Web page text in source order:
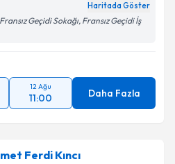
Talebini GönderHaritada Göster
Geçidi Sokağı, Fransız Geçidi İş
12 Ağu
11:00 Daha Fazla
Ferdi Kıncı